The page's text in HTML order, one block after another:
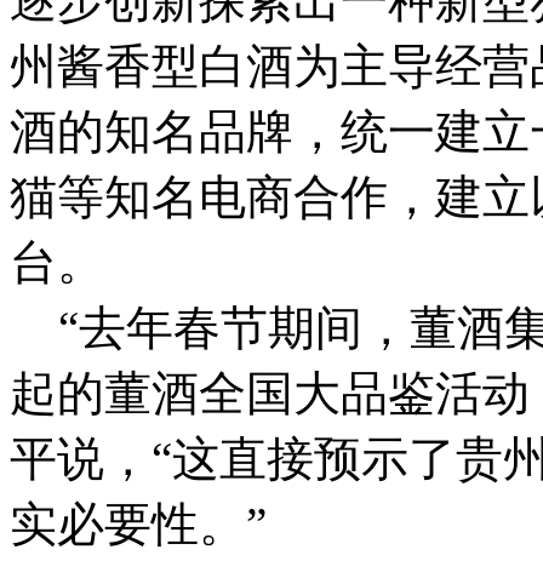
州酱香型白酒为主导经
酒的知名品牌，统一建
猫等知名电商合作，建
台。
“去年春节期间，董酒
起的董酒全国大品鉴活
平说，“这直接预示了贵
实必要性。”